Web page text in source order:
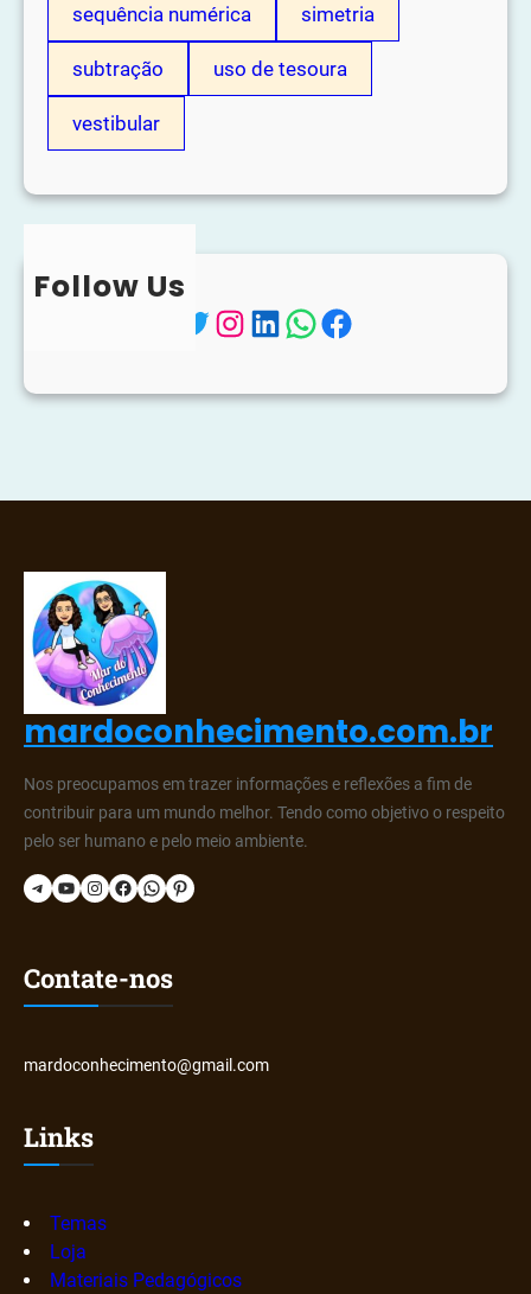
sequência numérica simetria
subtração uso de tesoura
vestibular
Follow Us
Instagram LinkedIn WhatsApp Facebook
mardoconhecimento.com.br
Nos preocupamos em trazer informações e reflexões a fim de
contribuir para um mundo melhor. Tendo como objetivo o respeito
pelo ser humano e pelo meio ambiente.
Telegram YouTube Instagram Facebook WhatsApp Pinterest
Contate-nos
mardoconhecimento@gmail.com
Links
Temas
Loja
Materiais Pedagógicos